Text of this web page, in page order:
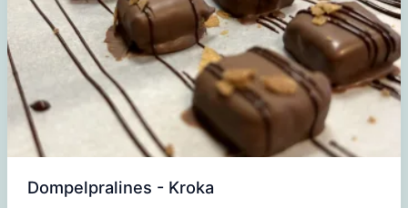
Dompelpralines - Kroka